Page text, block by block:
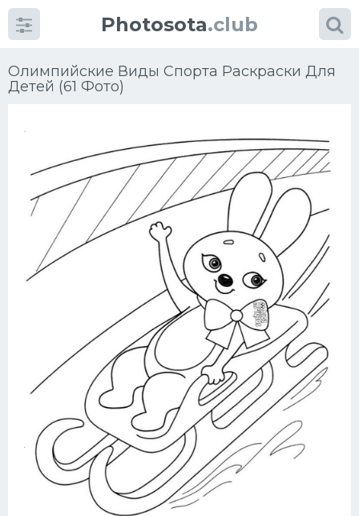
Photosota.club
Олимпийские Виды Спорта Раскраски Для
Детей (61 Фото)
Категории Фото
Еще картинки...
Футбол
Велогонки
Конькобежный спорт
Тренажеры
Интерьер квартиры